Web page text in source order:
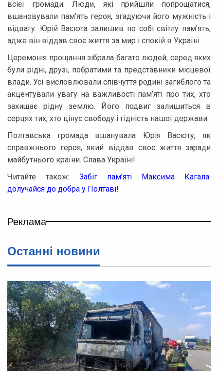
всієї громади. Люди, які прийшли попрощатися,
вшановували пам’ять героя, згадуючи його мужність і
відвагу. Юрій Васюта залишив по собі світлу пам’ять,
адже він віддав своє життя за мир і спокій в Україні.
Церемонія прощання зібрала багато людей, серед яких
були рідні, друзі, побратими та представники місцевої
влади. Усі висловлювали співчуття родині загиблого та
акцентували увагу на важливості пам’яті про тих, хто
захищає рідну землю. Його подвиг залишиться в
серцях тих, хто цінує свободу і гідність нашої держави.
Полтавська громада вшанувала Юрія Васюту, як
справжнього героя, який віддав своє життя заради
майбутнього країни. Слава Україні!
Читайте також: Забіг пам’яті Максима Кагала:
долучайся до добра у Полтаві!
Реклама
Останнi новини